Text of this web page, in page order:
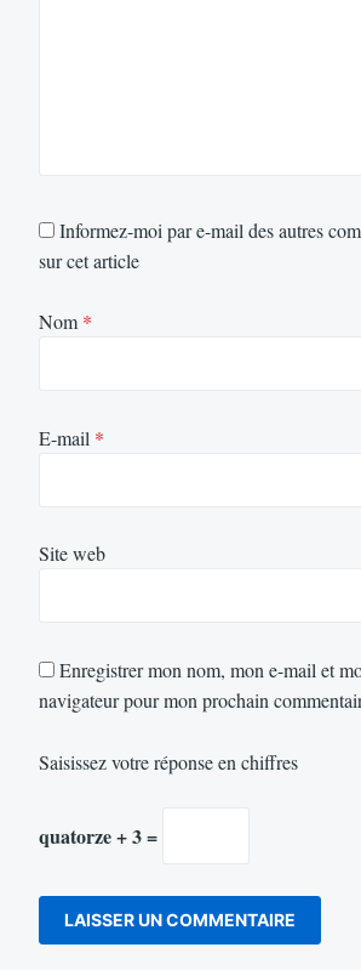
Informez-moi par e-mail des autres
sur cet article
Nom *
E-mail *
Site web
Enregistrer mon nom, mon e-mail et
navigateur pour mon prochain
Saisissez votre réponse en chiffres
quatorze + 3 =